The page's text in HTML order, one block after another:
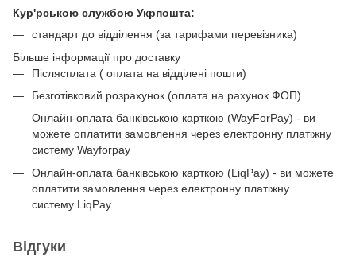
Кур'рською службою Укрпошта:
стандарт до відділення (за тарифами перевізника)
Більше інформації про доставку
Післясплата ( оплата на відділені пошти)
Безготівковий розрахунок (оплата на рахунок ФОП)
Онлайн-оплата банківською карткою (WayForPay) - ви
можете оплатити замовлення через електронну платіжну
систему Wayforpay
Онлайн-оплата банківською карткою (LiqPay) - ви можете
оплатити замовлення через електронну платіжну
систему LiqPay
Відгуки